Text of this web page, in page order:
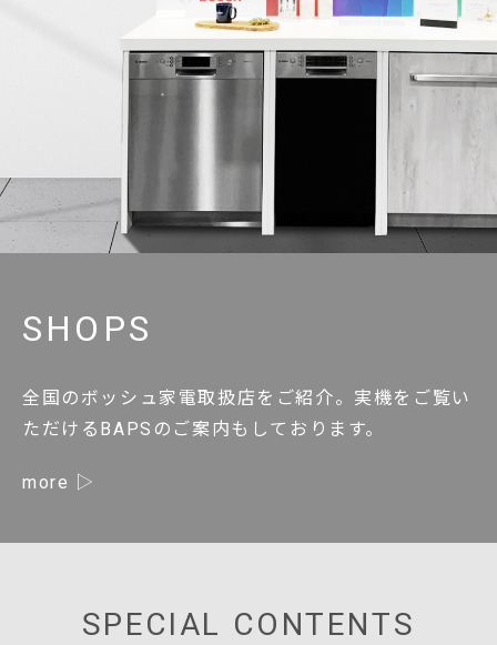
SHOPS
全国のボッシュ家電取扱店をご紹介。実機をご覧い
ただけるBAPSのご案内もしております。
more
SPECIAL CONTENTS